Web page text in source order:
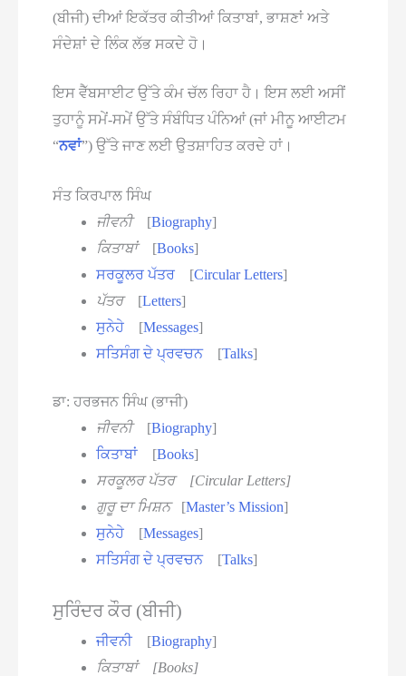
(ਬੀਜੀ) ਦੀਆਂ ਇਕੱਤਰ ਕੀਤੀਆਂ ਕਿਤਾਬਾਂ, ਭਾਸ਼ਣਾਂ ਅਤੇ
ਸੰਦੇਸ਼ਾਂ ਦੇ ਲਿੰਕ ਲੱਭ ਸਕਦੇ ਹੋ।
ਇਸ ਵੈੱਬਸਾਈਟ ਉੱਤੇ ਕੰਮ ਚੱਲ ਰਿਹਾ ਹੈ। ਇਸ ਲਈ ਅਸੀਂ
ਤੁਹਾਨੂੰ ਸਮੇਂ-ਸਮੇਂ ਉੱਤੇ ਸੰਬੰਧਿਤ ਪੰਨਿਆਂ (ਜਾਂ ਮੀਨੂ ਆਈਟਮ
“ਨਵਾਂ”) ਉੱਤੇ ਜਾਣ ਲਈ ਉਤਸ਼ਾਹਿਤ ਕਰਦੇ ਹਾਂ।
ਸੰਤ ਕਿਰਪਾਲ ਸਿੰਘ
ਜੀਵਨੀ[Biography]
ਕਿਤਾਬਾਂ[Books]
ਸਰਕੂਲਰ ਪੱਤਰ [Circular Letters]
ਪੱਤਰ[Letters]
ਸੁਨੇਹੇ [Messages]
ਸਤਿਸੰਗ ਦੇ ਪ੍ਰਵਚਨ[Talks]
ਡਾ: ਹਰਭਜਨ ਸਿੰਘ (ਭਾਜੀ)
ਜੀਵਨੀ[Biography]
ਕਿਤਾਬਾਂ [Books]
ਸਰਕੂਲਰ ਪੱਤਰ
[Circular Letters]
ਗੁਰੂ ਦਾ ਮਿਸ਼ਨ[Master’s Mission]
ਸੁਨੇਹੇ [Messages]
ਸਤਿਸੰਗ ਦੇ ਪ੍ਰਵਚਨ[Talks]
ਸੁਰਿੰਦਰ ਕੌਰ (ਬੀਜੀ)
ਜੀਵਨੀ [Biography]
ਕਿਤਾਬਾਂ [Books]